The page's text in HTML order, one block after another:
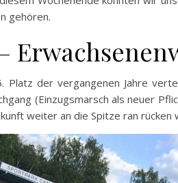
gehören.
–
Platz der vergangenen Jahre
(Einzugsmarsch als neuer
weiter an die Spitze ran rücken